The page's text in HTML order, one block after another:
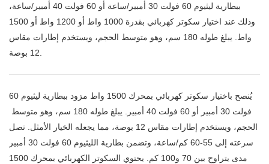
ببطارية ليثيوم 60 فولت 30 أمبير/ساعة أو 60 فولت 40 أمبير/ساعة،
وذلك عند اختيار سكوتر كهربائي بقدرة 1000 واط أو 1200 واط أو 1500
واط. يبلغ طوله 180 سم، وهو متوسط ​​الحجم، ويستخدم إطارات مقاس
12 بوصة.
يُنصح باختيار سكوتر كهربائي بمحرك 1500 واط مزود ببطارية ليثيوم 60
فولت 30 أمبير أو 60 فولت 40 أمبير. يبلغ طوله 180 سم، وهو متوسط ​​
الحجم، ويستخدم إطارات مقاس 12 بوصة، مما يجعله الخيار الأمثل. تصل
سرعته إلى 55-60 كم/ساعة، وتضمن بطارية الليثيوم 60 فولت 30 أمبير
مدى يتراوح بين 70 و100 كم. يحتوي السكوتر الكهربائي بمحرك 1500